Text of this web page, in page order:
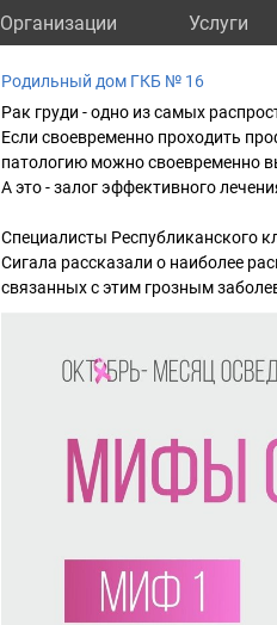
Организации Услуги
Родильный дом ГКБ № 16
Рак груди - одно из самых
Если своевременно проходить
патологию можно своевременно
А это - залог эффективного
Специалисты Республиканского
Сигала рассказали о наиболее
связанных с этим грозным